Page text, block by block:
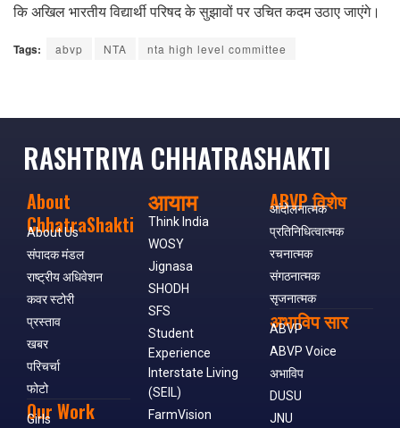
कि अखिल भारतीय विद्यार्थी परिषद के सुझावों पर उचित कदम उठाए जाएंगे।
Tags: abvp NTA nta high level committee
RASHTRIYA CHHATRASHAKTI
About
ChhatraShakti
About Us
संपादक मंडल
राष्ट्रीय अधिवेशन
कवर स्टोरी
प्रस्ताव
खबर
परिचर्चा
फोटो
Our Work
Girls
आयाम
Think India
WOSY
Jignasa
SHODH
SFS
Student
Experience
Interstate Living
(SEIL)
FarmVision
ABVP विशेष
आंदोलनात्मक
प्रतिनिधित्वात्मक
रचनात्मक
संगठनात्मक
सृजनात्मक
अभाविप सार
ABVP
ABVP Voice
अभाविप
DUSU
JNU